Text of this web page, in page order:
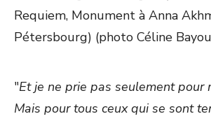
"Et je ne prie pas seulement pour
Mais pour tous ceux qui se sont